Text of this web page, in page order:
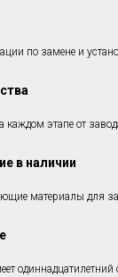
по замене и
каждом этапе от
в наличии
материалы для